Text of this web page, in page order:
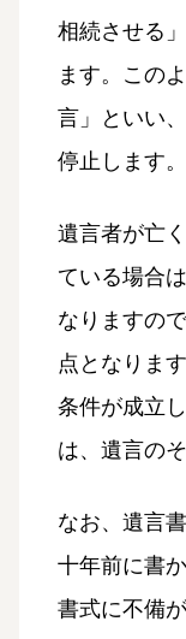
相続させる
ます。この
言」といい
停止します。
遺言者が亡
ている場合
なりますの
点となります
条件が成立
は、遺言の
なお、遺言
十年前に書
書式に不備